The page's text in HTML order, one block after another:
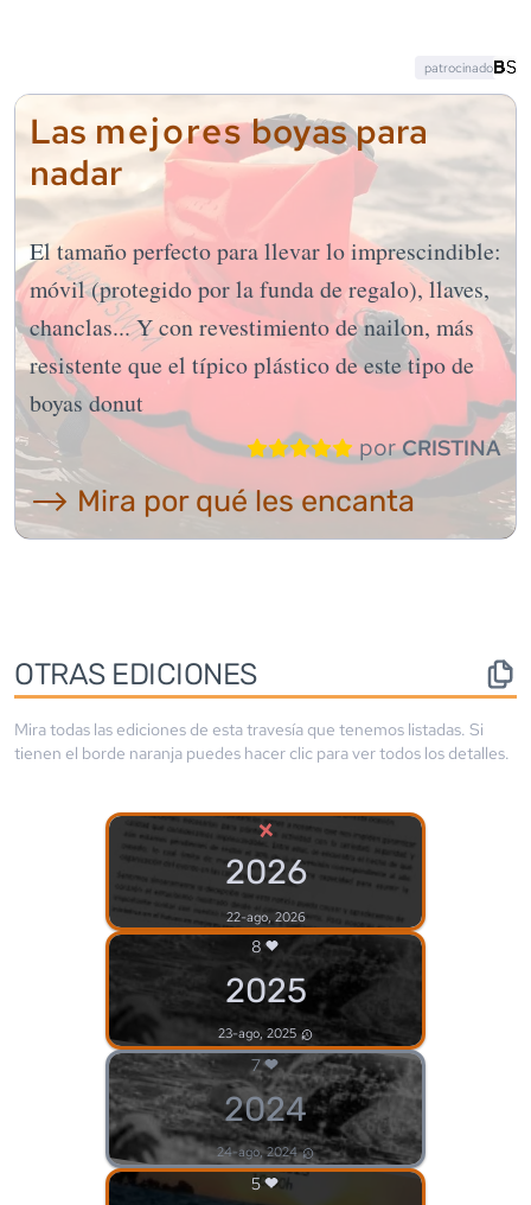
Las mejoresboyas para
nadar
El tamaño perfecto para llevar lo imprescindible:
móvil (protegido por la funda de regalo), llaves,
chanclas... Y con revestimiento de nailon, más
resistente que el típico plástico de este tipo de
boyas donut
porCRISTINA
⟶ Mira por qué les encanta
patrocinado
OTRAS EDICIONES
Mira todas las ediciones de esta travesía que tenemos listadas. Si
tienen el borde naranja puedes hacer clic para ver todos los detalles.
×
2026
22-ago, 2026
8
2025
23-ago, 2025
7
2024
24-ago, 2024
5